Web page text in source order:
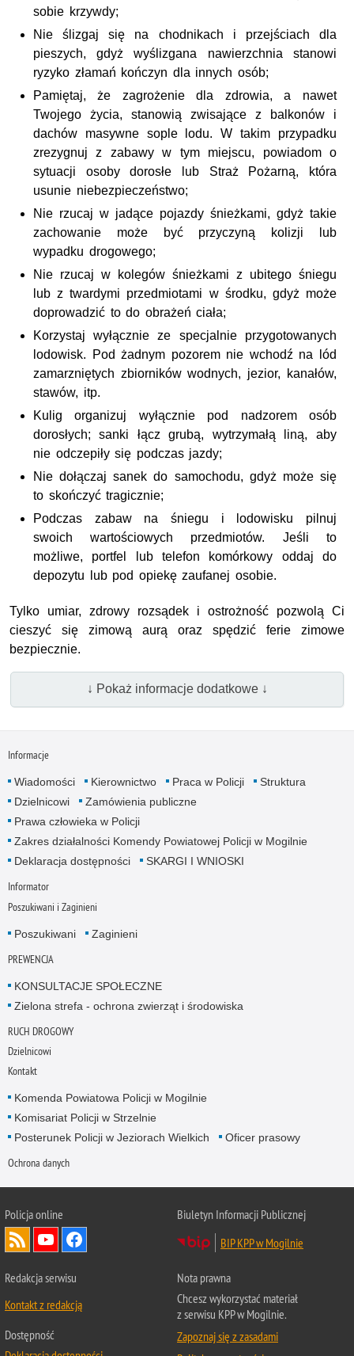
sobie krzywdy;
Nie ślizgaj się na chodnikach i przejściach dla
pieszych, gdyż wyślizgana nawierzchnia stanowi
ryzyko złamań kończyn dla innych osób;
Pamiętaj, że zagrożenie dla zdrowia, a nawet
Twojego życia, stanowią zwisające z balkonów i
dachów masywne sople lodu. W takim przypadku
zrezygnuj z zabawy w tym miejscu, powiadom o
sytuacji osoby dorosłe lub Straż Pożarną, która
usunie niebezpieczeństwo;
Nie rzucaj w jadące pojazdy śnieżkami, gdyż takie
zachowanie może być przyczyną kolizji lub
wypadku drogowego;
Nie rzucaj w kolegów śnieżkami z ubitego śniegu
lub z twardymi przedmiotami w środku, gdyż może
doprowadzić to do obrażeń ciała;
Korzystaj wyłącznie ze specjalnie przygotowanych
lodowisk. Pod żadnym pozorem nie wchodź na lód
zamarzniętych zbiorników wodnych, jezior, kanałów,
stawów, itp.
Kulig organizuj wyłącznie pod nadzorem osób
dorosłych; sanki łącz grubą, wytrzymałą liną, aby
nie odczepiły się podczas jazdy;
Nie dołączaj sanek do samochodu, gdyż może się
to skończyć tragicznie;
Podczas zabaw na śniegu i lodowisku pilnuj
swoich wartościowych przedmiotów. Jeśli to
możliwe, portfel lub telefon komórkowy oddaj do
depozytu lub pod opiekę zaufanej osobie.
Tylko umiar, zdrowy rozsądek i ostrożność pozwolą Ci
cieszyć się zimową aurą oraz spędzić ferie zimowe
bezpiecznie.
↓ Pokaż informacje dodatkowe ↓
Informacje
Wiadomości Kierownictwo Praca w Policji
Struktura
Dzielnicowi
Zamówienia publiczne
Prawa człowieka w Policji
Zakres działalności Komendy Powiatowej Policji w Mogilnie
Deklaracja dostępności
SKARGI I WNIOSKI
Informator
Poszukiwani i Zaginieni
Poszukiwani Zaginieni
PREWENCJA
KONSULTACJE SPOŁECZNE
Zielona strefa - ochrona zwierząt i środowiska
RUCH DROGOWY
Dzielnicowi
Kontakt
Komenda Powiatowa Policji w Mogilnie
Komisariat Policji w Strzelnie
Posterunek Policji w Jeziorach Wielkich
Oficer prasowy
Ochrona danych
Policja online
Biuletyn Informacji Publicznej
BIP KPP w Mogilnie
Redakcja serwisu
Kontakt z redakcją
Dostępność
Nota prawna
Chcesz wykorzystać materiał
z serwisu KPP w Mogilnie.
Zapoznaj się z zasadami